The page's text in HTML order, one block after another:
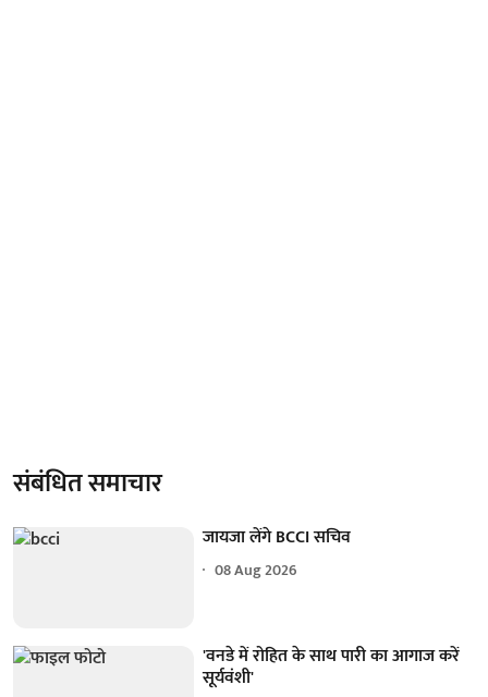
संबंधित समाचार
जायजा लेंगे BCCI सचिव
08 Aug 2026
'वनडे में रोहित के साथ पारी का आगाज करें
सूर्यवंशी'